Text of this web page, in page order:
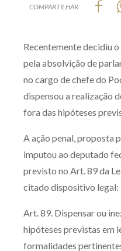
COMPARTILHAR
Recentemente decidiu
pela absolvição de
no cargo de chefe do
dispensou a realização
fora das hipóteses
A ação penal, proposta
imputou ao deputado
previsto no Art. 89 da
citado dispositivo legal:
Art. 89. Dispensar ou
hipóteses previstas em
formalidades